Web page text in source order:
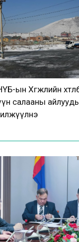
ын Хөгжлийн
салааны